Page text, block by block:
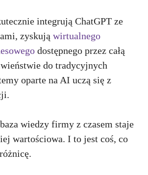
integrują ChatGPT ze
zyskują wirtualnego
dostępnego przez całą
do tradycyjnych
oparte na AI uczą się z
wiedzy firmy z czasem staje
wartościowa. I to jest coś, co